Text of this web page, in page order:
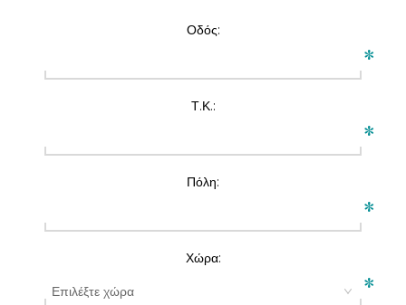
Οδός:
*
Τ.Κ.:
*
Πόλη:
*
Χώρα:
*